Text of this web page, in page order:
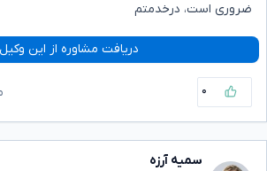
ضروری است، درخدمتم
دریافت مشاوره از این وکیل
۰
سمیه آرزه